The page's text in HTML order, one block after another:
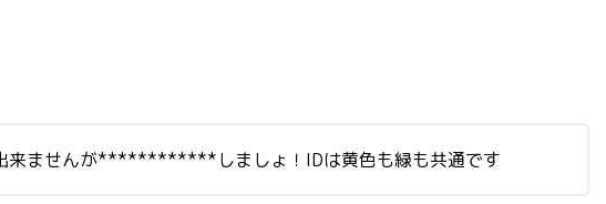
来ませんが************しましょ！IDは黄色も緑も共通です